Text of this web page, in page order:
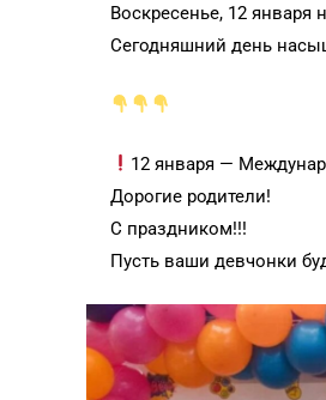
Воскресенье, 12 января
Сегодняшний день
12 января —
Дорогие родители!
С праздником!!!
Пусть ваши девчонки